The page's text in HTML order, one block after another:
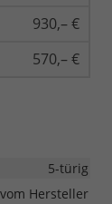
930,– €
570,– €
5-türig
Hersteller